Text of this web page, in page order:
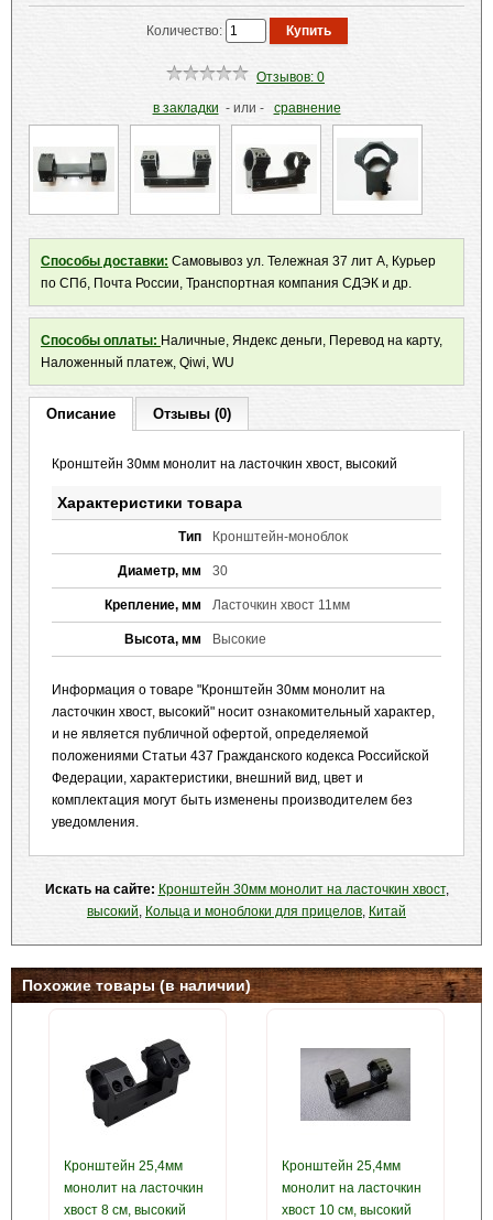
Количество:
Отзывов: 0
в закладки - или - сравнение
Способы доставки: Самовывоз ул. Тележная 37 лит А, Курьер
по СПб, Почта России, Транспортная компания СДЭК и др.
Способы оплаты: Наличные, Яндекс деньги, Перевод на карту,
Наложенный платеж, Qiwi, WU
Описание Отзывы (0)
Кронштейн 30мм монолит на ласточкин хвост, высокий
Характеристики товара
Тип Кронштейн-моноблок
Диаметр, мм 30
Крепление, мм Ласточкин хвост 11мм
Высота, мм Высокие
Информация о товаре "Кронштейн 30мм монолит на
ласточкин хвост, высокий" носит ознакомительный характер,
и не является публичной офертой, определяемой
положениями Статьи 437 Гражданского кодекса Российской
Федерации, характеристики, внешний вид, цвет и
комплектация могут быть изменены производителем без
уведомления.
Искать на сайте: Кронштейн 30мм монолит на ласточкин хвост,
высокий, Кольца и моноблоки для прицелов, Китай
Похожие товары (в наличии)
Кронштейн 25,4мм
монолит на ласточкин
хвост 8 см, высокий
Кронштейн 25,4мм
монолит на ласточкин
хвост 10 см, высокий